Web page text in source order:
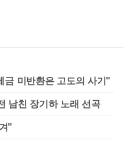
금 미반환은 고도의 사기"
남친 장기하 노래 선곡
"